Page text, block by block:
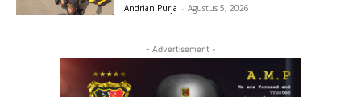
Andrian Purja - Agustus 5, 2026
- Advertisement -